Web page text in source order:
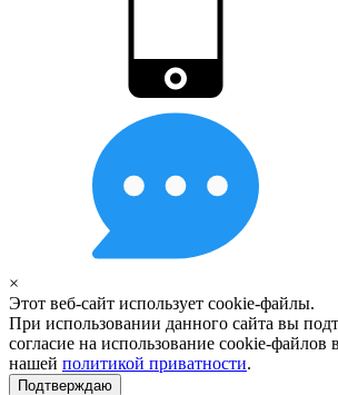
×
Этот веб-сайт использует cookie-файлы.
При использовании данного сайта вы
согласие на использование cookie-файлов
нашей политикой приватности.
Подтверждаю